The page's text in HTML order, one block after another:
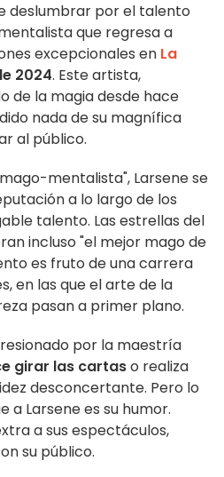
deslumbrar por el talento
que regresa a
excepcionales en La
2024. Este artista,
de la magia desde hace
nada de su magnífica
al público.
mentalista", Larsene se
a lo largo de los
talento. Las estrellas del
incluso "el mejor mago de
es fruto de una carrera
en las que el arte de la
pasan a primer plano.
por la maestría
girar las cartaso realiza
desconcertante. Pero lo
a Larsene es su humor.
a sus espectáculos,
su público.